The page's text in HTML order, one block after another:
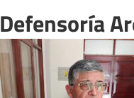
Defensoría